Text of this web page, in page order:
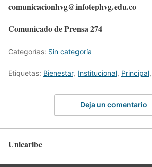
comunicacionhvg@infotephvg.edu.co
Comunicado de Prensa 274
Categorías: Sin categoría
Etiquetas: Bienestar, Institucional, Principal,
Deja un comentario
Unicaribe